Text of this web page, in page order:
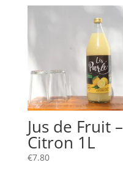
Jus de Fruit –
Citron 1L
€7.80